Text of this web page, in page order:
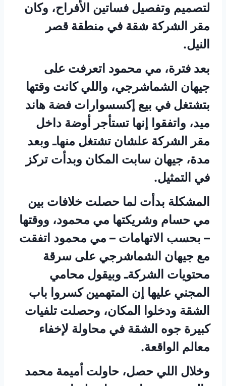
لتصميم وتفصيل فساتين الأفراح، وكان
مقر الشركة شقة في منطقة قصر
النيل.
بعد فترة، مي محمود اتعرفت على
جيهان الشماشرجي، واللي كانت وقتها
بتشتغل في بيع إكسسوارات فضة هاند
ميد، واتفقوا إنها تستأجر أوضة داخل
مقر الشركة علشان تشتغل منهاـ وبعد
مدة، جيهان سابت المكان وبدأت تركز
في التمثيل.
المشكلة بدأت لما حصلت خلافات بين
مي حسام وشريكتها مي محمود، ووقتها
– بحسب الاتهامات – مي محمود اتفقت
مع جيهان الشماشرجي على سرقة
محتويات الشركةـ وبيقول محامي
المجني عليها إن المتهمين كسروا باب
الشقة ودخلوا المكان، وحصلت تلفيات
كبيرة جوه الشقة في محاولة لإخفاء
معالم الواقعة.
وخلال اللي حصل، حاولت أميمة محمد